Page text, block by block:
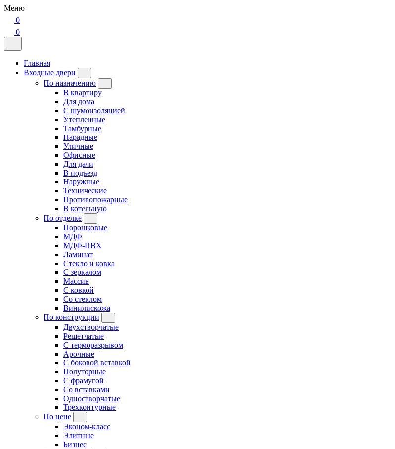
Меню
0
0
Главная
Входные двери
По назначению
В квартиру
Для дома
С шумоизоляцией
Утепленные
Тамбурные
Парадные
Уличные
Офисные
Для дачи
В подъезд
Наружные
Технические
Противопожарные
В котельную
По отделке
Порошковые
МДФ
МДФ-ПВХ
Ламинат
Стекло и ковка
С зеркалом
Массив
С ковкой
Со стеклом
Винилискожа
По конструкции
Двухстворчатые
Решетчатые
С терморазрывом
Арочные
С боковой вставкой
Полуторные
С фрамугой
Cо вставками
Одностворчатые
Трехконтурные
По цене
Эконом-класс
Элитные
Бизнес